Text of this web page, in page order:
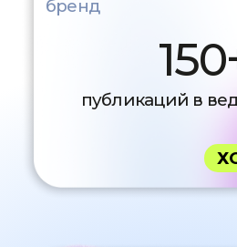
160M+
материалов в ТОП-
охват потенциальных
ХОЧУ